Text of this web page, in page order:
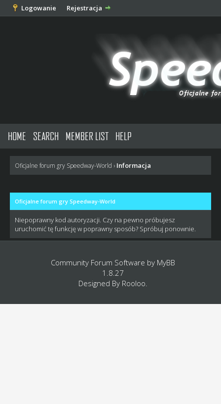
Logowanie Rejestracja
HOME SEARCH MEMBER LIST HELP
Oficjalne forum gry Speedway-World › Informacja
Oficjalne forum gry Speedway-World
Niepoprawny kod autoryzacji. Czy na pewno próbujesz
uruchomić tę funkcję w poprawny sposób? Spróbuj ponownie.
Community Forum Software by MyBB
1.8.27
Designed By Rooloo.